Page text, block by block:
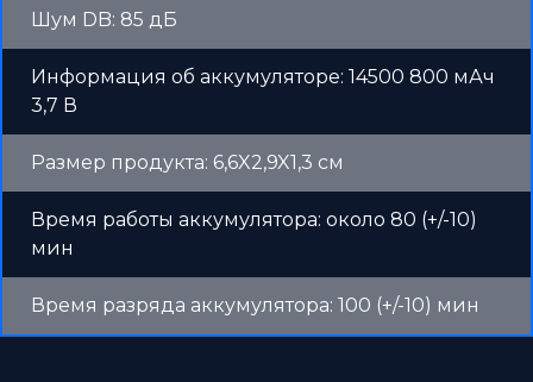
Шум DB: 85 дБ
Информация об аккумуляторе: 14500 800 мАч
3,7 В
Размер продукта: 6,6X2,9X1,3 см
Время работы аккумулятора: около 80 (+/-10)
мин
Время разряда аккумулятора: 100 (+/-10) мин